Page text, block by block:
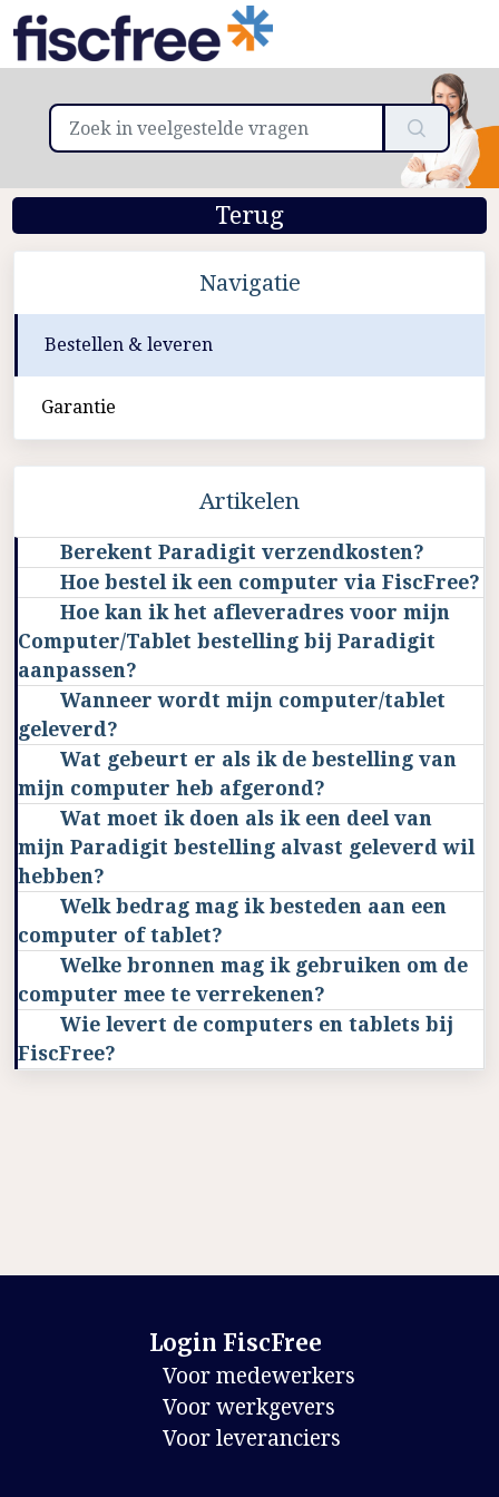
Terug
Navigatie
Bestellen & leveren
Garantie
Artikelen
Berekent Paradigit verzendkosten?
Hoe bestel ik een computer via FiscFree?
Hoe kan ik het afleveradres voor mijn
Computer/Tablet bestelling bij Paradigit
aanpassen?
Wanneer wordt mijn computer/tablet
geleverd?
Wat gebeurt er als ik de bestelling van
mijn computer heb afgerond?
Wat moet ik doen als ik een deel van
mijn Paradigit bestelling alvast geleverd wil
hebben?
Welk bedrag mag ik besteden aan een
computer of tablet?
Welke bronnen mag ik gebruiken om de
computer mee te verrekenen?
Wie levert de computers en tablets bij
FiscFree?
Login FiscFree
Voor medewerkers
Voor werkgevers
Voor leveranciers